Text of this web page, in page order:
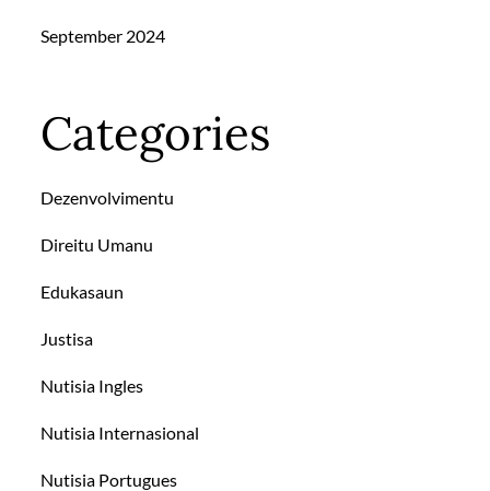
September 2024
Categories
Dezenvolvimentu
Direitu Umanu
Edukasaun
Justisa
Nutisia Ingles
Nutisia Internasional
Nutisia Portugues